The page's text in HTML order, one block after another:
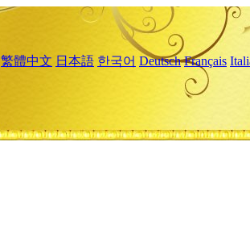
繁體中文 日本語 한국어 Deutsch Français